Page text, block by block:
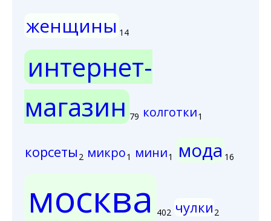
женщины 14
интернет-
магазин 79 колготки1
корсеты 2 микро1 мини1 мода 16
москва 402 чулки 2